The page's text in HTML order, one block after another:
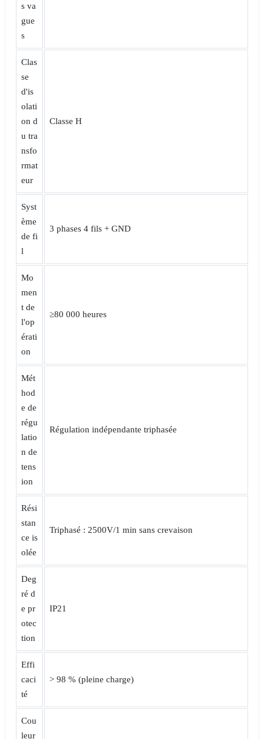
s va
gue
s
Clas
se
d'is
olati
on d
u tra
nsfo
rmat
eur
Classe H
Syst
ème
de fi
l
3 phases 4 fils + GND
Mo
men
t de
l'op
érati
on
≥80 000 heures
Mét
hod
e de
régu
latio
n de
tens
ion
Régulation indépendante triphasée
Rési
stan
ce is
olée
Triphasé : 2500V/1 min sans crevaison
Deg
ré d
e pr
otec
tion
IP21
Effi
caci
té
> 98 % (pleine charge)
Cou
leur